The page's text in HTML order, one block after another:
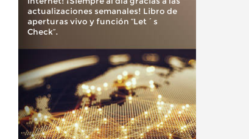
actualizaciones semanales! Libro de
aperturas vivo y función “Let´s
Check”.